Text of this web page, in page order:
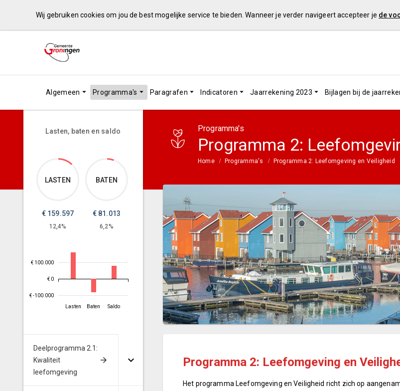
Wij gebruiken cookies om jou de best mogelijke service te bieden. Wanneer je verder navigeert accepteer je de
Algemeen Programma's Paragrafen Indicatoren Jaarrekening 2023 Bijlagen bij de
Programma's
Programma 2:
Home Programma's Programma 2: Leefomgeving en Veiligheid
Deelprogramma 2.1:
Kwaliteit
leefomgeving
Programma 2: Leefomgeving en
Het programma Leefomgeving en Veiligheid richt zich op
Lasten, baten en saldo
LASTEN
€ 159.597
12,4%
BATEN
€ 81.013
6,2%
€ -100.000
€ 0
€ 100.000
Lasten Baten Saldo